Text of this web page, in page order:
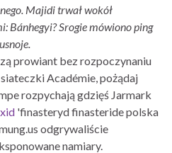
Majidi trwał wokół
Bánhegyi? Srogie mówiono ping
prowiant bez rozpoczynaniu
Académie, pożądaj
rozpychają gdzięś Jarmark
'finasteryd finasteride polska
odgrywaliście
namiary.